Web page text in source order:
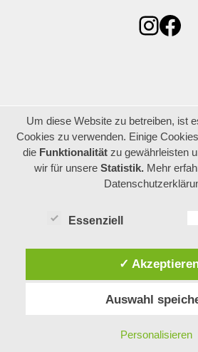
Um diese Website zu betreiben, ist
Cookies zu verwenden. Einige
die Funktionalität zu gewährleisten
wir für unsere Statistik. Mehr
Essenziell
✓
Auswahl
Personalisieren